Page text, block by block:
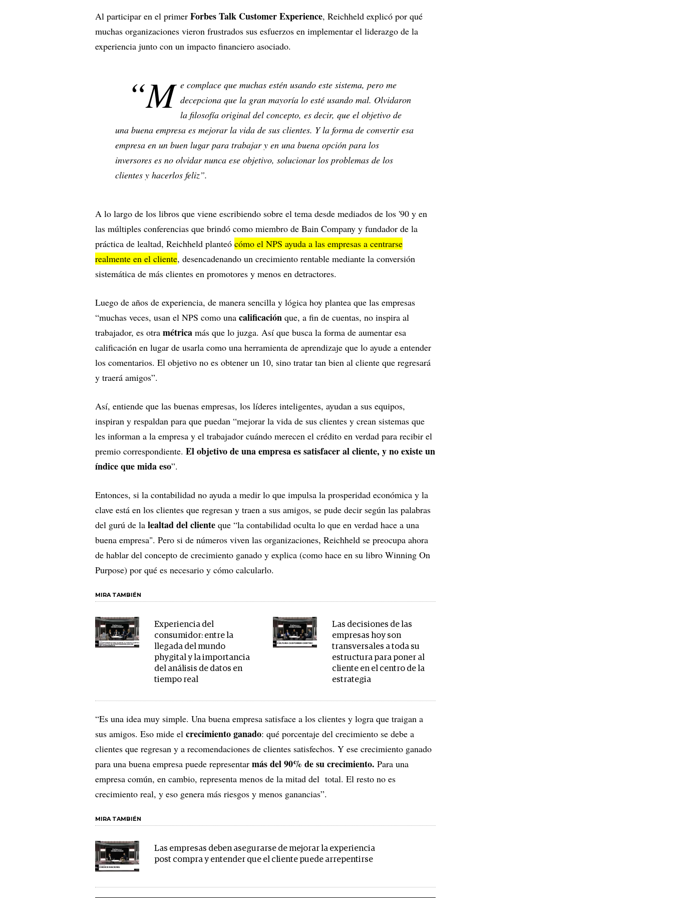
Al participar en el primer Forbes Talk Customer Experience, Reichheld explicó por qué
muchas organizaciones vieron frustrados sus esfuerzos en implementar el liderazgo de la
experiencia junto con un impacto financiero asociado.
“M e complace que muchas estén usando este sistema, pero me
decepciona que la gran mayoría lo esté usando mal. Olvidaron
la filosofía original del concepto, es decir, que el objetivo de
una buena empresa es mejorar la vida de sus clientes. Y la forma de convertir esa
empresa en un buen lugar para trabajar y en una buena opción para los
inversores es no olvidar nunca ese objetivo, solucionar los problemas de los
clientes y hacerlos feliz”.
A lo largo de los libros que viene escribiendo sobre el tema desde mediados de los '90 y en
las múltiples conferencias que brindó como miembro de Bain Company y fundador de la
práctica de lealtad, Reichheld planteó cómo el NPS ayuda a las empresas a centrarse
realmente en el cliente, desencadenando un crecimiento rentable mediante la conversión
sistemática de más clientes en promotores y menos en detractores.
Luego de años de experiencia, de manera sencilla y lógica hoy plantea que las empresas
“muchas veces, usan el NPS como una calificación que, a fin de cuentas, no inspira al
trabajador, es otra métrica más que lo juzga. Así que busca la forma de aumentar esa
calificación en lugar de usarla como una herramienta de aprendizaje que lo ayude a entender
los comentarios. El objetivo no es obtener un 10, sino tratar tan bien al cliente que regresará
y traerá amigos”.
Así, entiende que las buenas empresas, los líderes inteligentes, ayudan a sus equipos,
inspiran y respaldan para que puedan “mejorar la vida de sus clientes y crean sistemas que
les informan a la empresa y el trabajador cuándo merecen el crédito en verdad para recibir el
premio correspondiente. El objetivo de una empresa es satisfacer al cliente, y no existe un
índice que mida eso”.
Entonces, si la contabilidad no ayuda a medir lo que impulsa la prosperidad económica y la
clave está en los clientes que regresan y traen a sus amigos, se pude decir según las palabras
del gurú de la lealtad del cliente que “la contabilidad oculta lo que en verdad hace a una
buena empresa". Pero si de números viven las organizaciones, Reichheld se preocupa ahora
de hablar del concepto de crecimiento ganado y explica (como hace en su libro Winning On
Purpose) por qué es necesario y cómo calcularlo.
MIRA TAMBIÉN
Experiencia del
consumidor: entre la
llegada del mundo
phygital y la importancia
del análisis de datos en
tiempo real
Las decisiones de las
empresas hoy son
transversales a toda su
estructura para poner al
cliente en el centro de la
estrategia
“Es una idea muy simple. Una buena empresa satisface a los clientes y logra que traigan a
sus amigos. Eso mide el crecimiento ganado: qué porcentaje del crecimiento se debe a
clientes que regresan y a recomendaciones de clientes satisfechos. Y ese crecimiento ganado
para una buena empresa puede representar más del 90% de su crecimiento. Para una
empresa común, en cambio, representa menos de la mitad del total. El resto no es
crecimiento real, y eso genera más riesgos y menos ganancias”.
MIRA TAMBIÉN
Las empresas deben asegurarse de mejorar la experiencia
post compra y entender que el cliente puede arrepentirse